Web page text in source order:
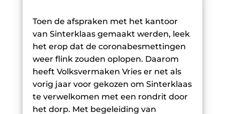
Toen de afspraken met het kantoor
van Sinterklaas gemaakt werden, leek
het erop dat de coronabesmettingen
weer flink zouden oplopen. Daarom
heeft Volksvermaken Vries er net als
vorig jaar voor gekozen om Sinterklaas
te verwelkomen met een rondrit door
het dorp. Met begeleiding van